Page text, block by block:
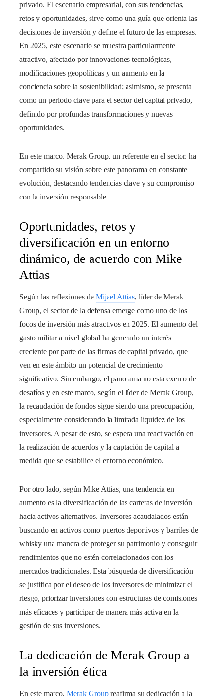
privado. El escenario empresarial, con sus tendencias,
retos y oportunidades, sirve como una guía que orienta las
decisiones de inversión y define el futuro de las empresas.
En 2025, este escenario se muestra particularmente
atractivo, afectado por innovaciones tecnológicas,
modificaciones geopolíticas y un aumento en la
conciencia sobre la sostenibilidad; asimismo, se presenta
como un periodo clave para el sector del capital privado,
definido por profundas transformaciones y nuevas
oportunidades.
En este marco, Merak Group, un referente en el sector, ha
compartido su visión sobre este panorama en constante
evolución, destacando tendencias clave y su compromiso
con la inversión responsable.
Oportunidades, retos y
diversificación en un entorno
dinámico, de acuerdo con Mike
Attias
Según las reflexiones de Mijael Attias, líder de Merak
Group, el sector de la defensa emerge como uno de los
focos de inversión más atractivos en 2025. El aumento del
gasto militar a nivel global ha generado un interés
creciente por parte de las firmas de capital privado, que
ven en este ámbito un potencial de crecimiento
significativo. Sin embargo, el panorama no está exento de
desafíos y en este marco, según el líder de Merak Group,
la recaudación de fondos sigue siendo una preocupación,
especialmente considerando la limitada liquidez de los
inversores. A pesar de esto, se espera una reactivación en
la realización de acuerdos y la captación de capital a
medida que se estabilice el entorno económico.
Por otro lado, según Mike Attias, una tendencia en
aumento es la diversificación de las carteras de inversión
hacia activos alternativos. Inversores acaudalados están
buscando en activos como puertos deportivos y barriles de
whisky una manera de proteger su patrimonio y conseguir
rendimientos que no estén correlacionados con los
mercados tradicionales. Esta búsqueda de diversificación
se justifica por el deseo de los inversores de minimizar el
riesgo, priorizar inversiones con estructuras de comisiones
más eficaces y participar de manera más activa en la
gestión de sus inversiones.
La dedicación de Merak Group a
la inversión ética
En este marco, Merak Group reafirma su dedicación a la